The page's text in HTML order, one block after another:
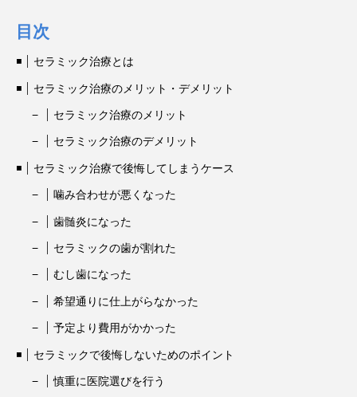
目次
セラミック治療とは
セラミック治療のメリット・デメリット
セラミック治療のメリット
セラミック治療のデメリット
セラミック治療で後悔してしまうケース
噛み合わせが悪くなった
歯髄炎になった
セラミックの歯が割れた
むし歯になった
希望通りに仕上がらなかった
予定より費用がかかった
セラミックで後悔しないためのポイント
慎重に医院選びを行う